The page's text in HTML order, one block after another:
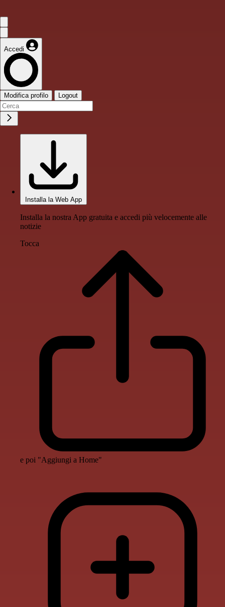
Accedi
Modifica profilo Logout
Installa la Web App
Installa la nostra App gratuita e accedi più velocemente alle
notizie
Tocca
e poi "Aggiungi a Home"